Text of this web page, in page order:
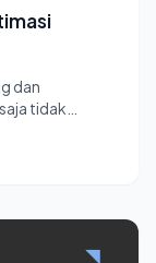
dan
tidak